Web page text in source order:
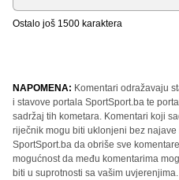
Ostalo još 1500 karaktera
NAPOMENA: Komentari odražavaju
i stavove portala SportSport.ba te
sadržaj tih kometara. Komentari koji
riječnik mogu biti uklonjeni bez
SportSport.ba da obriše sve
mogućnost da među komentarima
biti u suprotnosti sa vašim uvjerenjima.